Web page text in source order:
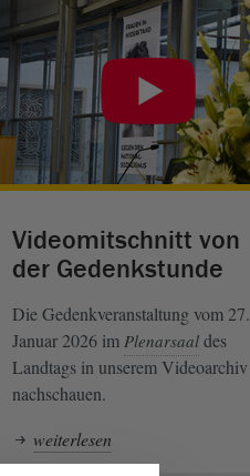
Videomitschnitt von
der Gedenkstunde
Die Gedenkveranstaltung vom 27.
Januar 2026 im Plenarsaaldes
Landtags in unserem Videoarchiv
nachschauen.
weiterlesen